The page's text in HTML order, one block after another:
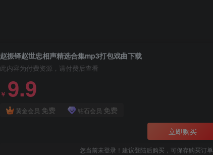
赵振铎赵世忠相声精选合集mp3打包戏曲下载
此内容为付费资源，请付费后查看
￥ 9.9
黄金会员 免费 钻石会员 免费
立即购买
您当前未登录！建议登陆后购买，可保存购买订单